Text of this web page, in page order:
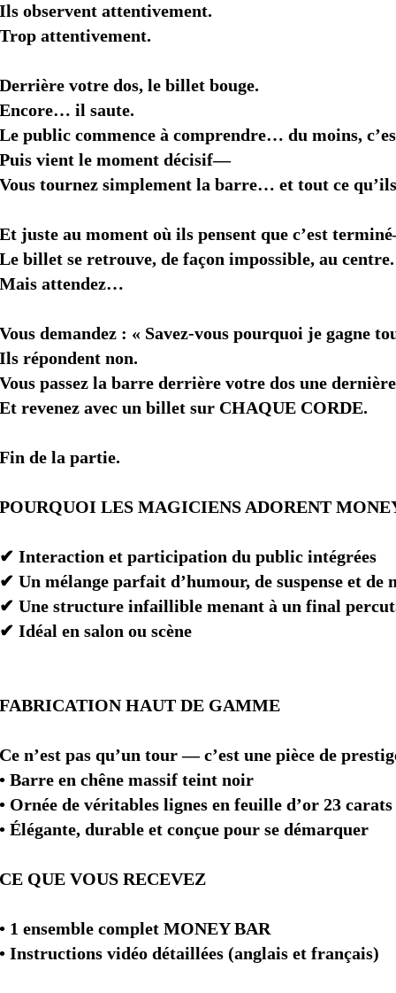
Ils observent attentivement.
Trop attentivement.
Derrière votre dos, le billet bouge.
Encore… il saute.
Le public commence à comprendre… du moins,
Puis vient le moment décisif—
Vous tournez simplement la barre… et tout ce
Et juste au moment où ils pensent que c’est
Le billet se retrouve, de façon impossible, au centre.
Mais attendez…
Vous demandez : « Savez-vous pourquoi je gagne
Ils répondent non.
Vous passez la barre derrière votre dos une
Et revenez avec un billet sur CHAQUE CORDE.
Fin de la partie.
POURQUOI LES MAGICIENS ADORENT
✔ Interaction et participation du public intégrées
✔ Un mélange parfait d’humour, de suspense et de
✔ Une structure infaillible menant à un final
✔ Idéal en salon ou scène
FABRICATION HAUT DE GAMME
Ce n’est pas qu’un tour — c’est une pièce de
• Barre en chêne massif teint noir
• Ornée de véritables lignes en feuille d’or 23 carats
• Élégante, durable et conçue pour se démarquer
CE QUE VOUS RECEVEZ
• 1 ensemble complet MONEY BAR
• Instructions vidéo détaillées (anglais et français)